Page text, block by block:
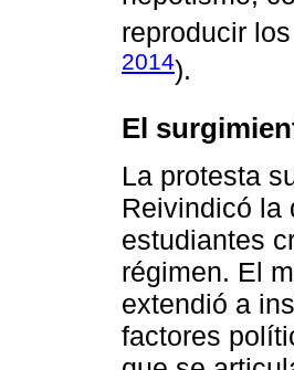
reproducir
2014).
El
La protesta
Reivindicó la
estudiantes
régimen. El
extendió a
factores